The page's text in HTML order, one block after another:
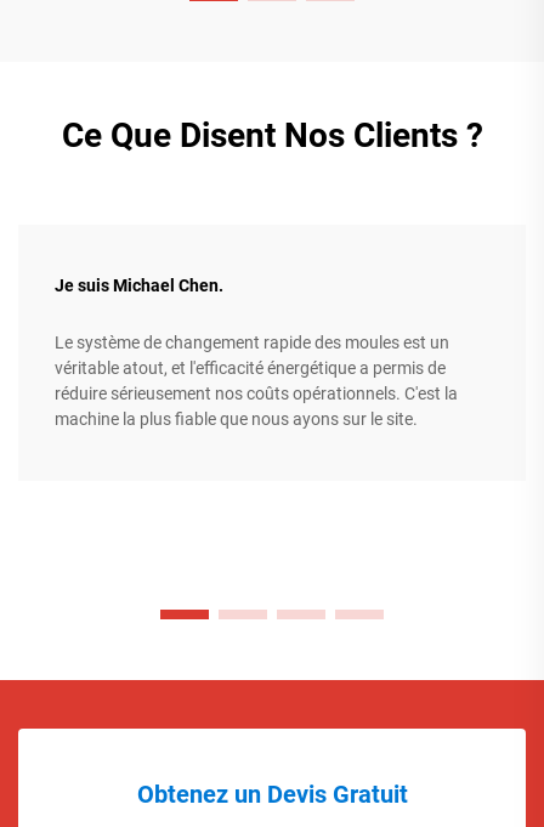
Ce Que Disent Nos Clients ?
Je suis Michael Chen.
Le système de changement rapide des moules est un
véritable atout, et l'efficacité énergétique a permis de
réduire sérieusement nos coûts opérationnels. C'est la
machine la plus fiable que nous ayons sur le site.
Obtenez un Devis Gratuit